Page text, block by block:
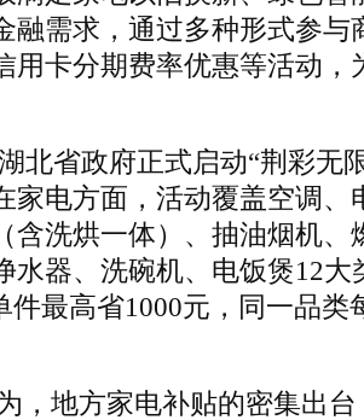
融需求，通过多种形式参与
用卡分期费率优惠等活动，
北省政府正式启动“荆彩无
家电方面，活动覆盖空调、
含洗烘一体）、抽油烟机、
水器、洗碗机、电饭煲12大
件最高省1000元，同一品类
，地方家电补贴的密集出